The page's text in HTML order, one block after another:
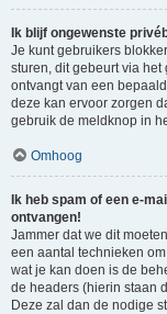
Ik blijf ongewenste
Je kunt gebruikers
sturen, dit gebeurt via
ontvangt van een
deze kan ervoor zorgen
gebruik de meldknop in
Omhoog
Ik heb spam of een e-
ontvangen!
Jammer dat we dit
een aantal technieken
wat je kan doen is de
de headers (hierin staan
Deze zal dan de nodige